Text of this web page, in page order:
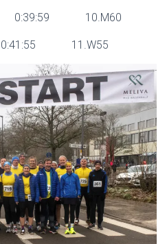
10.M60
11.W55